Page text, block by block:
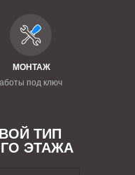
МОНТАЖ
под ключ
ТИП
ЭТАЖА